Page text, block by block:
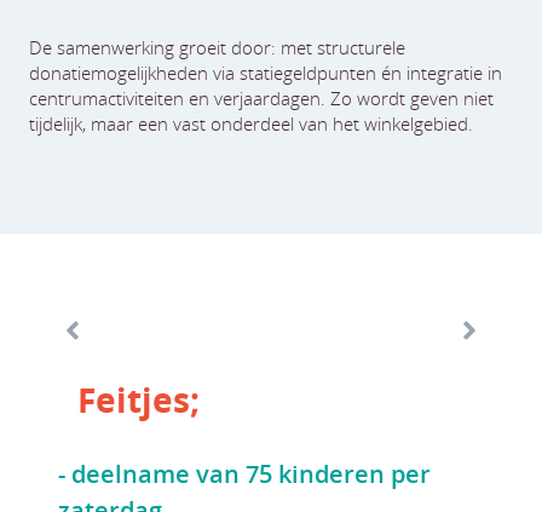
De samenwerking groeit door: met structurele
donatiemogelijkheden via statiegeldpunten én integratie in
centrumactiviteiten en verjaardagen. Zo wordt geven niet
tijdelijk, maar een vast onderdeel van het winkelgebied.
Feitjes;
- deelname van 75 kinderen per